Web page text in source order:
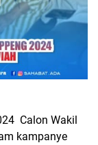
Calon Wakil
kampanye